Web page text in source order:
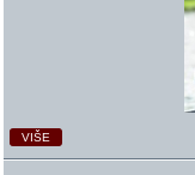
VIŠE